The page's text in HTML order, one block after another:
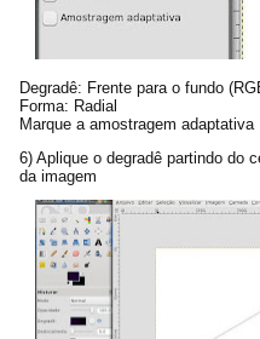
Degradê: Frente para o fundo
Forma: Radial
Marque a amostragem adaptativa
6) Aplique o degradê partindo do
da imagem